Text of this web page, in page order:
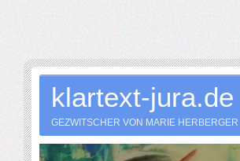
klartext-jura.de
GEZWITSCHER VON MARIE HERBERGER